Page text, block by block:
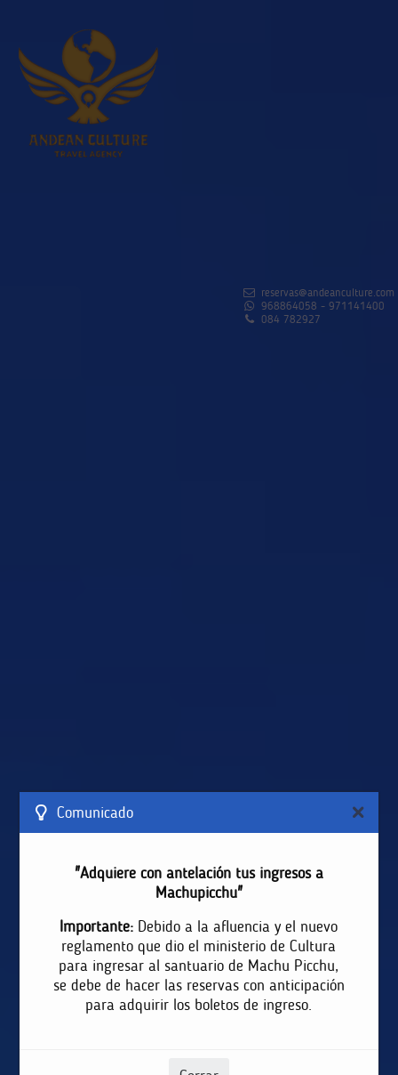
reservas@andeanculture.com
968864058 - 971141400
084 782927
Comunicado
"Adquiere con antelación tus ingresos a
Machupicchu"
Importante: Debido a la afluencia y el nuevo
reglamento que dio el ministerio de Cultura
para ingresar al santuario de Machu Picchu,
se debe de hacer las reservas con anticipación
para adquirir los boletos de ingreso.